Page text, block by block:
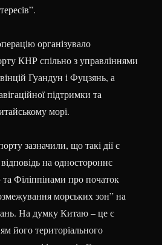
організувало
КНР спільно з управліннями
Гуандун і Фуцзянь, а
підтримки та
морі.
зазначили, що такі дії є
на одностороннє
Філіппінами про початок
морських зон” на
На думку Китаю – це є
його територіального